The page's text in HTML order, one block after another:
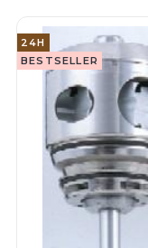
24H
BESTSELLER